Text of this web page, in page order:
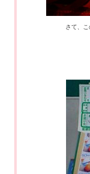
さて、こ